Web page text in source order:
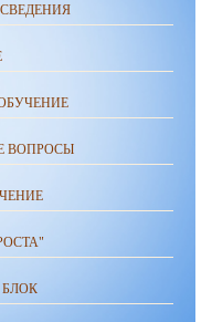
ВОПРОСЫ